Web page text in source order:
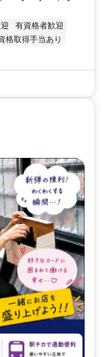
有資格者歓迎
格取得手当あり